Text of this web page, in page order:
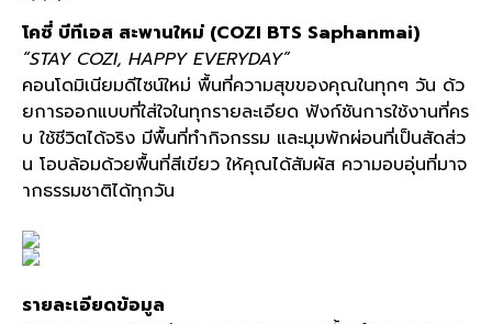
โคซี่ บีทีเอส สะพานใหม่ (COZI BTS Saphanmai)
“STAY COZI, HAPPY EVERYDAY”
คอนโดมิเนียมดีไซน์ใหม่ พื้นที่ความสุขของคุณในทุกๆ วัน ด้ว
ยการออกแบบที่ใส่ใจในทุกรายละเอียด ฟังก์ชันการใช้งานที่คร
บ ใช้ชีวิตได้จริง มีพื้นที่ทำกิจกรรม และมุมพักผ่อนที่เป็นสัดส่ว
น โอบล้อมด้วยพื้นที่สีเขียว ให้คุณได้สัมผัส ความอบอุ่นที่มาจ
ากธรรมชาติได้ทุกวัน
รายละเอียดข้อมูล